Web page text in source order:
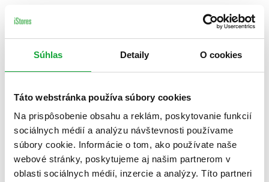
Súhlas Detaily O cookies
Táto webstránka používa súbory cookies
Na prispôsobenie obsahu a reklám, poskytovanie funkcií
sociálnych médií a analýzu návštevnosti používame
súbory cookie. Informácie o tom, ako používate naše
webové stránky, poskytujeme aj našim partnerom v
oblasti sociálnych médií, inzercie a analýzy. Títo partneri